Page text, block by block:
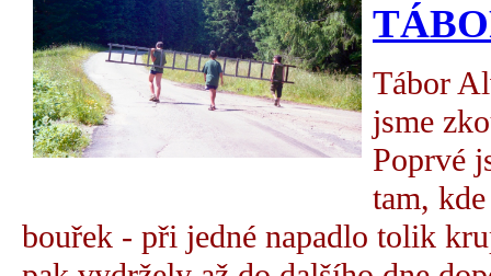
Tábor
jsme
Poprvé
tam,
bouřek - při jedné napadlo tolik